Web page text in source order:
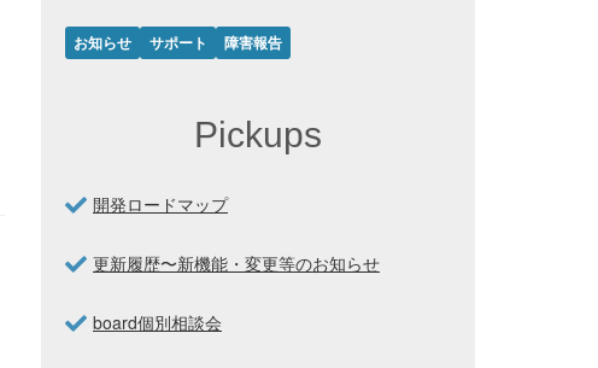
お知らせ サポート 障害報告
Pickups
開発ロードマップ
更新履歴〜新機能・変更等のお知らせ
board個別相談会